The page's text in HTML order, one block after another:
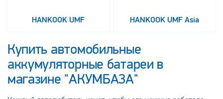
HANKOOK UMF HANKOOK UMF Asia
Купить автомобильные
аккумуляторные батареи в
магазине "АКУМБАЗА"